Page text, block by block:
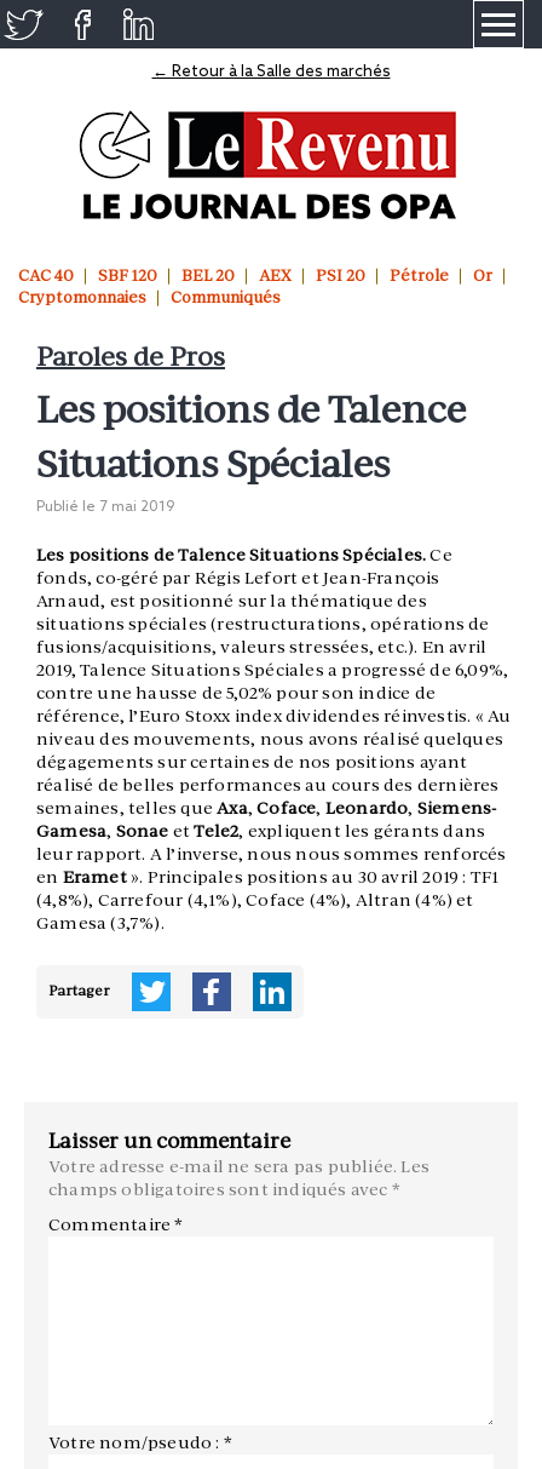
← Retour à la Salle des marchés
CAC 40 SBF 120 BEL 20 AEX PSI 20 Pétrole
Or
Cryptomonnaies
Communiqués
Paroles de Pros
Les positions de Talence
Situations Spéciales
Publié le 7 mai 2019
Les positions de Talence Situations Spéciales.Ce
fonds, co-géré par Régis Lefort et Jean-François
Arnaud, est positionné sur la thématique des
situations spéciales (restructurations, opérations de
fusions/acquisitions, valeurs stressées, etc.). En avril
2019, Talence Situations Spéciales a progressé de 6,09%,
contre une hausse de 5,02% pour son indice de
référence, l’Euro Stoxx index dividendes réinvestis. « Au
niveau des mouvements, nous avons réalisé quelques
dégagements sur certaines de nos positions ayant
réalisé de belles performances au cours des dernières
semaines, telles que Axa,Coface, Leonardo, Siemens-
Gamesa, Sonae etTele2, expliquent les gérants dans
leur rapport. A l’inverse, nous nous sommes renforcés
en Eramet». Principales positions au 30 avril 2019 : TF1
(4,8%), Carrefour (4,1%), Coface (4%), Altran (4%) et
Gamesa (3,7%).
Partager
Laisser un commentaire
Votre adresse e-mail ne sera pas publiée. Les
champs obligatoires sont indiqués avec *
Commentaire*
Votre nom/pseudo : *